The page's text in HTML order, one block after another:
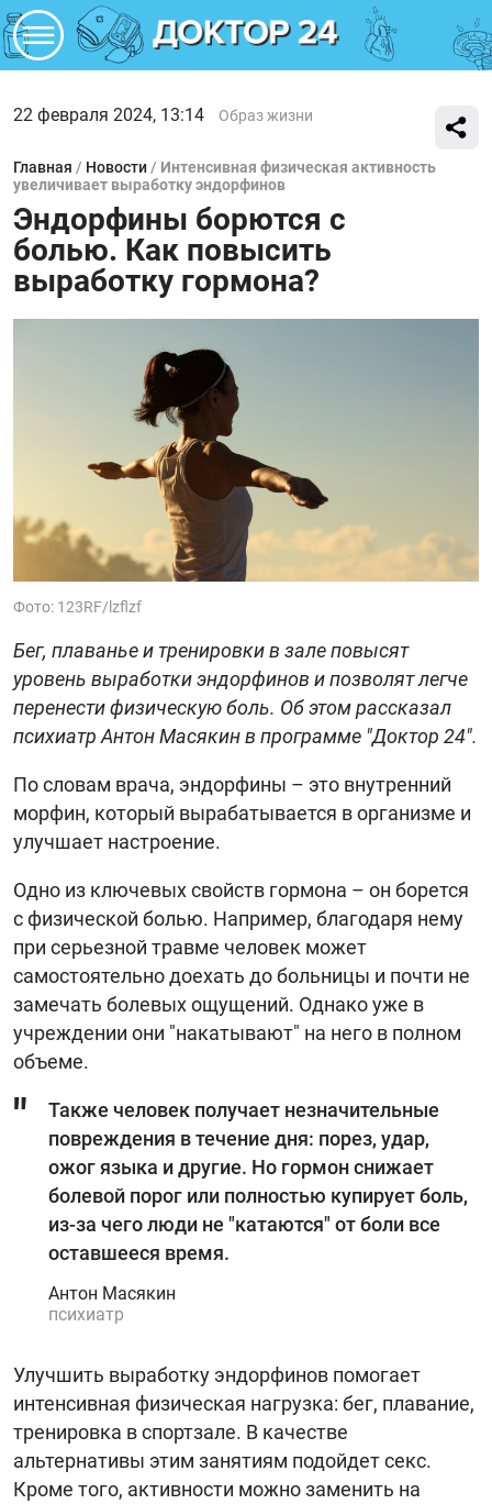
22 февраля 2024, 13:14 Образ жизни
Главная / Новости / Интенсивная физическая активность
увеличивает выработку эндорфинов
Эндорфины борются с
болью. Как повысить
выработку гормона?
Фото: 123RF/lzflzf
Бег, плаванье и тренировки в зале повысят
уровень выработки эндорфинов и позволят легче
перенести физическую боль. Об этом рассказал
психиатр Антон Масякин в программе "Доктор 24".
По словам врача, эндорфины – это внутренний
морфин, который вырабатывается в организме и
улучшает настроение.
Одно из ключевых свойств гормона – он борется
с физической болью. Например, благодаря нему
при серьезной травме человек может
самостоятельно доехать до больницы и почти не
замечать болевых ощущений. Однако уже в
учреждении они "накатывают" на него в полном
объеме.
Также человек получает незначительные
повреждения в течение дня: порез, удар,
ожог языка и другие. Но гормон снижает
болевой порог или полностью купирует боль,
из-за чего люди не "катаются" от боли все
оставшееся время.
Антон Масякин
психиатр
Улучшить выработку эндорфинов помогает
интенсивная физическая нагрузка: бег, плавание,
тренировка в спортзале. В качестве
альтернативы этим занятиям подойдет секс.
Кроме того, активности можно заменить на